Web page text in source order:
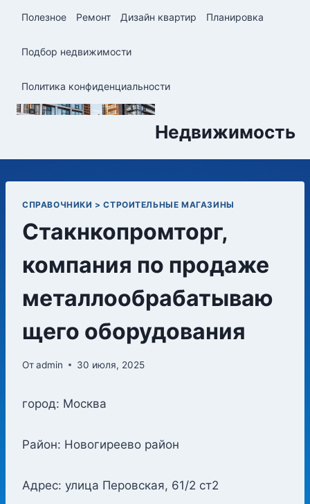
содержимому
Полезное Ремонт Дизайн квартир Планировка
Подбор недвижимости
Политика конфиденциальности
Недвижимость
СПРАВОЧНИКИ > СТРОИТЕЛЬНЫЕ МАГАЗИНЫ
Стакнкопромторг,
компания по продаже
металлообрабатываю
щего оборудования
Отadmin 30 июля, 2025
город: Москва
Район: Новогиреево район
Адрес: улица Перовская, 61/2 ст2